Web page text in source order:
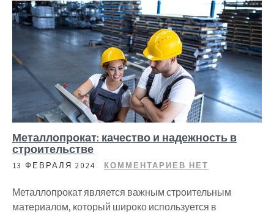
Металлопрокат: качество и надежность в
строительстве
13 ФЕВРАЛЯ 2024 КОММЕНТАРИЕВ НЕТ
Металлопрокат является важным строительным
материалом, который широко используется в